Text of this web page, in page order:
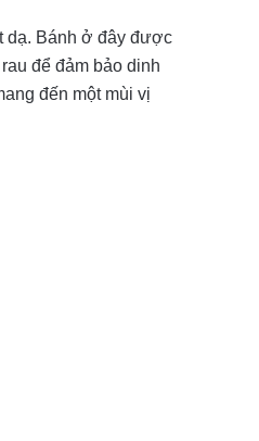
dạ. Bánh ở đây được
để đảm bảo dinh
đến một mùi vị